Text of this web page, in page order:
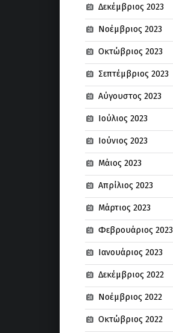
Δεκέμβριος 2023
Νοέμβριος 2023
Οκτώβριος 2023
Σεπτέμβριος 2023
Αύγουστος 2023
Ιούλιος 2023
Ιούνιος 2023
Μάιος 2023
Απρίλιος 2023
Μάρτιος 2023
Φεβρουάριος 2023
Ιανουάριος 2023
Δεκέμβριος 2022
Νοέμβριος 2022
Οκτώβριος 2022